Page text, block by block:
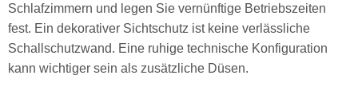
Schlafzimmern und legen Sie vernünftige Betriebszeiten
fest. Ein dekorativer Sichtschutz ist keine verlässliche
Schallschutzwand. Eine ruhige technische Konfiguration
kann wichtiger sein als zusätzliche Düsen.